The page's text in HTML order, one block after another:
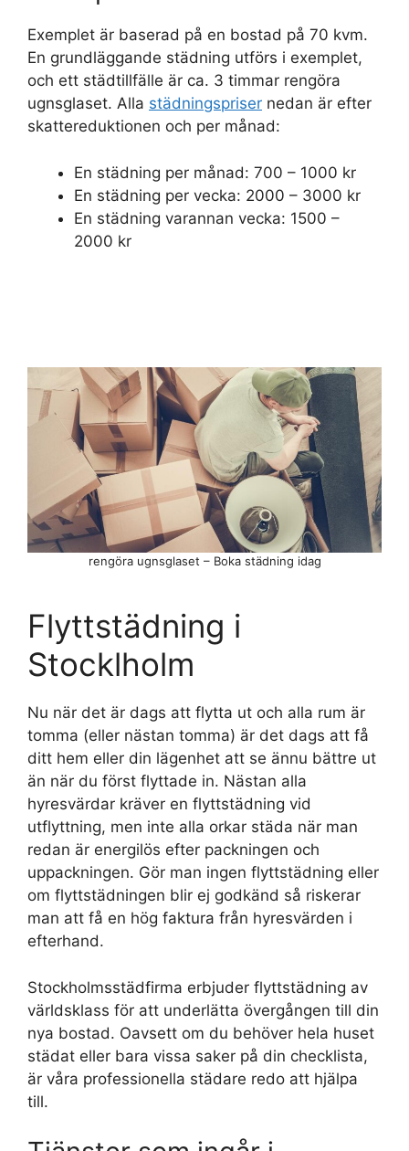
Exemplet är baserad på en bostad på 70 kvm.
En grundläggande städning utförs i exemplet,
och ett städtillfälle är ca. 3 timmar rengöra
ugnsglaset. Alla städningspriser nedan är efter
skattereduktionen och per månad:
En städning per månad: 700 – 1000 kr
En städning per vecka: 2000 – 3000 kr
En städning varannan vecka: 1500 –
2000 kr
Flyttstädning i
Stocklholm
Nu när det är dags att flytta ut och alla rum är
tomma (eller nästan tomma) är det dags att få
ditt hem eller din lägenhet att se ännu bättre ut
än när du först flyttade in. Nästan alla
hyresvärdar kräver en flyttstädning vid
utflyttning, men inte alla orkar städa när man
redan är energilös efter packningen och
uppackningen. Gör man ingen flyttstädning eller
om flyttstädningen blir ej godkänd så riskerar
man att få en hög faktura från hyresvärden i
efterhand.
Stockholmsstädfirma erbjuder flyttstädning av
världsklass för att underlätta övergången till din
nya bostad. Oavsett om du behöver hela huset
städat eller bara vissa saker på din checklista,
är våra professionella städare redo att hjälpa
till.
rengöra ugnsglaset – Boka städning idag